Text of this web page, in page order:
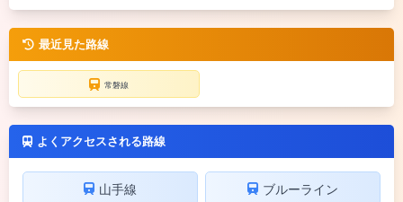
最近見た路線
常磐線
よくアクセスされる路線
山手線 ブルーライン